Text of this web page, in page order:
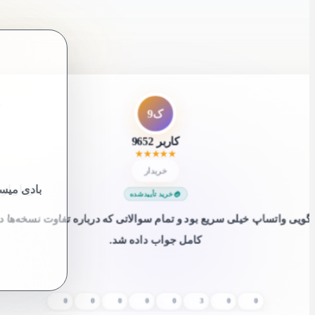
مک
محمد کاشانکی
★★★★★
خریدار
خرید تأییدشده
از فروشگاه‌ عطر و ادکلن لیدوما، عطر مسترکوالیتی خریدم و به نظرم با
قیمت فضایی عطرهای اورجینال ارزش خرید خوبی دارند.